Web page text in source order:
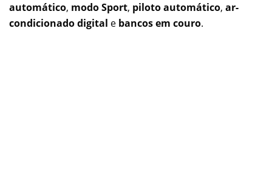
automático, modo Sport, piloto automático, ar-
condicionado digital e bancos em couro.